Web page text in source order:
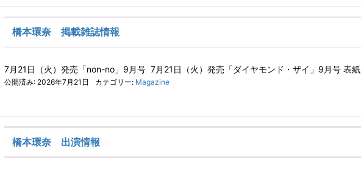
橋本環奈 掲載雑誌情報
7月21日（火）発売「non-no」9月号 7月21日（火）発売「ダイヤモンド・ザイ」9月号 表紙
公開済み: 2026年7月21日 カテゴリー: Magazine
橋本環奈 出演情報